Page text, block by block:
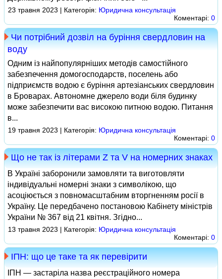
23 травня 2023 | Категорія: Юридична консультація
Коментарі: 0
Чи потрібний дозвіл на буріння свердловин на
воду
Одним із найпопулярніших методів самостійного
забезпечення домогосподарств, поселень або
підприємств водою є буріння артезіанських свердловин
в Броварах. Автономне джерело води біля будинку
може забезпечити вас високою питною водою. Питання
в...
19 травня 2023 | Категорія: Юридична консультація
Коментарі: 0
Що не так із літерами Z та V на номерних знаках
В Україні заборонили замовляти та виготовляти
індивідуальні номерні знаки з символікою, що
асоціюється з повномасштабним вторгненням росії в
Україну. Це передбачено постановою Кабінету міністрів
України № 367 від 21 квітня. Згідно...
13 травня 2023 | Категорія: Юридична консультація
Коментарі: 0
ІПН: що це таке та як перевірити
ІПН — застаріла назва реєстраційного номера